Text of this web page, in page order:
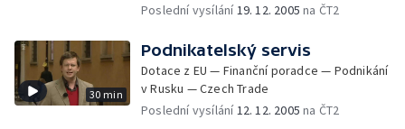
Poslední vysílání19. 12. 2005 na ČT2
30 min
Podnikatelský servis
Dotace z EU — Finanční poradce — Podnikání
v Rusku — Czech Trade
Poslední vysílání12. 12. 2005 na ČT2